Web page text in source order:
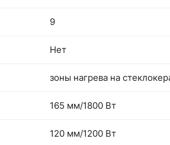
9
Нет
зоны нагрева на
165 мм/1800 Вт
120 мм/1200 Вт